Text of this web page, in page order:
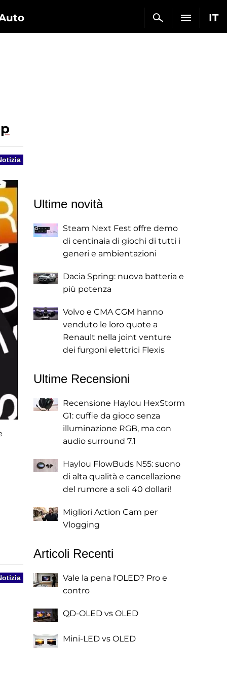
IT
Ultime novità
Steam Next Fest offre demo
di centinaia di giochi di tutti i
generi e ambientazioni
Dacia Spring: nuova batteria e
più potenza
Volvo e CMA CGM hanno
venduto le loro quote a
Renault nella joint venture
dei furgoni elettrici Flexis
Ultime Recensioni
Recensione Haylou HexStorm
G1: cuffie da gioco senza
illuminazione RGB, ma con
audio surround 7.1
Haylou FlowBuds N55: suono
di alta qualità e cancellazione
del rumore a soli 40 dollari!
Migliori Action Cam per
Vlogging
Articoli Recenti
Vale la pena l'OLED? Pro e
contro
QD-OLED vs OLED
Mini-LED vs OLED